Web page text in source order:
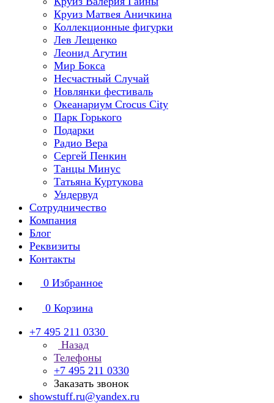
Круиз Матвея Аничкина
Коллекционные фигурки
Лев Лещенко
Леонид Агутин
Мир Бокса
Несчастный Случай
Новлянки фестиваль
Океанариум Crocus City
Парк Горького
Подарки
Радио Вера
Сергей Пенкин
Танцы Минус
Татьяна Куртукова
Ундервуд
Сотрудничество
Компания
Блог
Реквизиты
Контакты
0 Избранное
0 Корзина
+7 495 211 0330
Назад
Телефоны
+7 495 211 0330
Заказать звонок
showstuff.ru@yandex.ru